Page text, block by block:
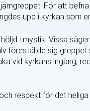
För att
upp i kyrkan som
i mystik. Vissa
föreställde sig greppet
vid kyrkans ingång,
respekt för det